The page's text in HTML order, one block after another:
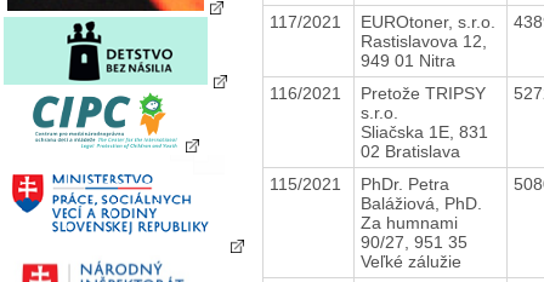
117/2021
EUROtoner, s.r.o.
Rastislavova 12,
949 01 Nitra
116/2021
Pretože TRIPSY
s.r.o.
Sliačska 1E, 831
02 Bratislava
115/2021
PhDr. Petra
Balážiová, PhD.
Za humnami
90/27, 951 35
Veľké zálužie